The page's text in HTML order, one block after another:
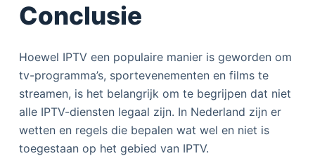
Conclusie
Hoewel IPTV een populaire manier is geworden om
tv-programma’s, sportevenementen en films te
streamen, is het belangrijk om te begrijpen dat niet
alle IPTV-diensten legaal zijn. In Nederland zijn er
wetten en regels die bepalen wat wel en niet is
toegestaan op het gebied van IPTV.